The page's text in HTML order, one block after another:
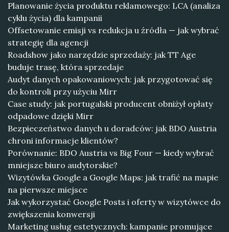
Planowanie życia produktu reklamowego: LCA (analiza
cyklu życia) dla kampanii
Offsetowanie emisji vs redukcja u źródła — jak wybrać
strategię dla agencji
Roadshow jako narzędzie sprzedaży: jak TT Age
buduje trasę, która sprzedaje
Audyt danych opakowaniowych: jak przygotować się
do kontroli przy użyciu Mirr
Case study: jak portugalski producent obniżył opłaty
odpadowe dzięki Mirr
Bezpieczeństwo danych u doradców: jak BDO Austria
chroni informacje klientów?
Porównanie: BDO Austria vs Big Four — kiedy wybrać
mniejsze biuro audytorskie?
Wizytówka Google a Google Maps: jak trafić na mapie
na pierwsze miejsce
Jak wykorzystać Google Posts i oferty w wizytówce do
zwiększenia konwersji
Marketing usług estetycznych: kampanie promujące